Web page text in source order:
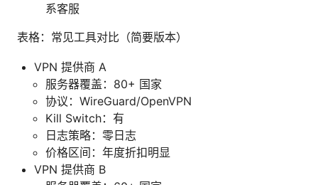
系客服
表格：常见工具对比（简要版本）
VPN 提供商 A
服务器覆盖：80+ 国家
协议：WireGuard/OpenVPN
Kill Switch：有
日志策略：零日志
价格区间：年度折扣明显
VPN 提供商 B